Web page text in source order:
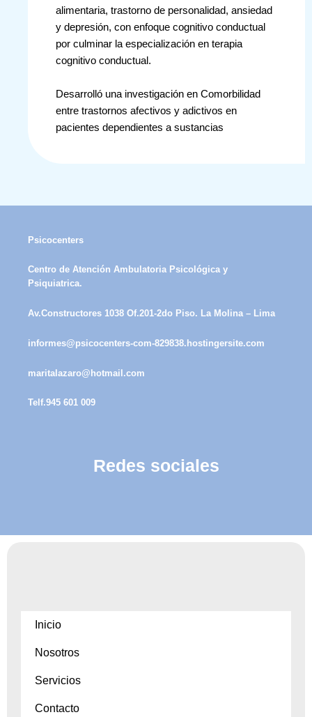
alimentaria, trastorno de personalidad, ansiedad
y depresión, con enfoque cognitivo conductual
por culminar la especialización en terapia
cognitivo conductual.
Desarrolló una investigación en Comorbilidad
entre trastornos afectivos y adictivos en
pacientes dependientes a sustancias
Psicocenters
Centro de Atención Ambulatoria Psicológica y
Psiquiatrica.
Av.Constructores 1038 Of.201-2do Piso. La Molina – Lima
informes@psicocenters-com-829838.hostingersite.com
maritalazaro@hotmail.com
Telf.945 601 009
Redes sociales
Inicio
Nosotros
Servicios
Contacto